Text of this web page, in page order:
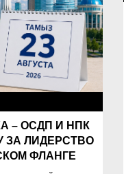
– ОСДП И НПК
ЗА ЛИДЕРСТВО
ФЛАНГЕ